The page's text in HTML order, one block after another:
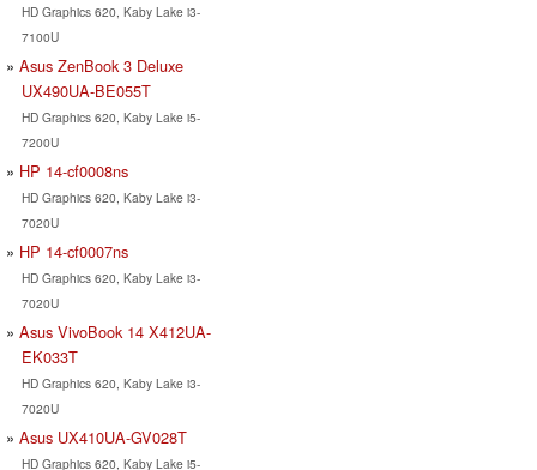
HD Graphics 620, Kaby Lake i3-
7100U
Asus ZenBook 3 Deluxe
UX490UA-BE055T
HD Graphics 620, Kaby Lake i5-
7200U
HP 14-cf0008ns
HD Graphics 620, Kaby Lake i3-
7020U
HP 14-cf0007ns
HD Graphics 620, Kaby Lake i3-
7020U
Asus VivoBook 14 X412UA-
EK033T
HD Graphics 620, Kaby Lake i3-
7020U
Asus UX410UA-GV028T
HD Graphics 620, Kaby Lake i5-